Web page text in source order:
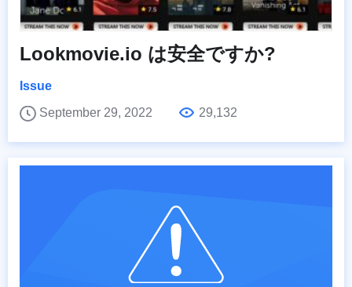
Lookmovie.io は安全ですか?
Issue
September 29, 2022
29,132